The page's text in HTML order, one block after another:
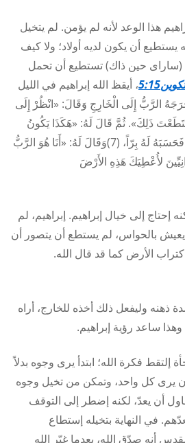
هذا الوعد لأنه لم يؤمن. لم يتخيل
أن يكون لديه أولاد؛ ولا كيف
حين ذاك) تستطيع أن تحمل
تكوين5:15
، أيقظ الله إبراهيم في الليل
خارج خيمته”(5)وَأَخْرَجَهُ الرَّبُّ إِلَى الْخَارِجِ وَقَالَ: «انْظُرْ إِلَى
ذَلِكَ». ثُمَّ قَالَ لَهُ: «هَكَذَا يَكُونُ
نَسْلُكَ».” “(6)فَآمَنَ بِالرَّبِّ فَحَسَبَهُ لَهُ بِرّاً، (7)وَقَالَ لَهُ: «أَنَا هُوَ الرَّبُّ
لأُعْطِيَكَ هَذِهِ الأَرْضَ
إحتاج إلى خيال إبراهيم. إبراهيم، لم
يعيش بالحواس، لم يستطع أن يتصور أن
الأرض كما قد قال الله.
ذهنه وليفعل ذلك أخذه للخارج، أراه
ساعد رؤية إبراهيم.
إلتقط فكرة الله؛ ابتدأ يرى وجوه بدلاً
يرى كل واحد، وتمكن من تخيل وجوه
أن يعدّ، لكنه إضطر إلى التوقف
في النهاية بتخيله إستطاع
أنه صدّق الله، بعدما غيّر الله